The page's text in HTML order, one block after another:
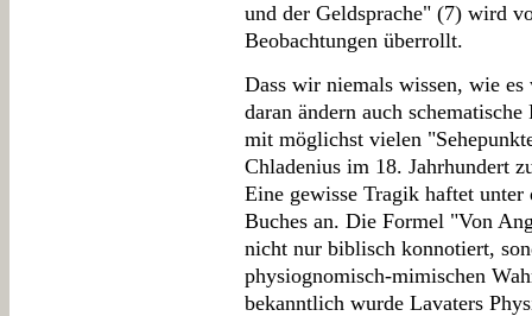
und der Geldsprache" (7) wird
Beobachtungen überrollt.
Dass wir niemals wissen, wie
daran ändern auch
mit möglichst vielen
Chladenius im 18. Jahrhundert
Eine gewisse Tragik haftet unter
Buches an. Die Formel "Von
nicht nur biblisch konnotiert,
physiognomisch-mimischen
bekanntlich wurde Lavaters